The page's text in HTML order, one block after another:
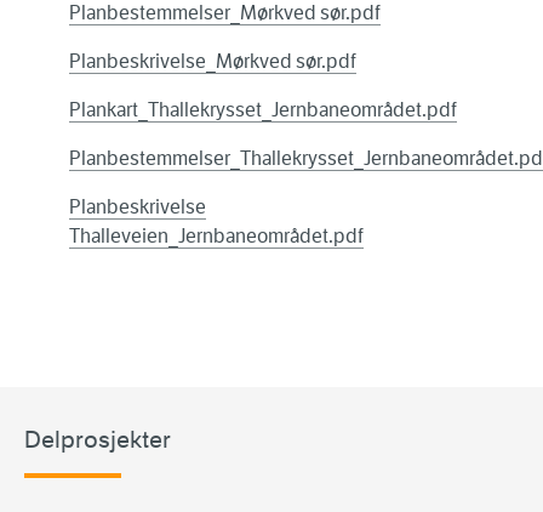
Planbestemmelser_Mørkved sør.pdf
Planbeskrivelse_Mørkved sør.pdf
Plankart_Thallekrysset_Jernbaneområdet.pdf
Planbeskrivelse
Thalleveien_Jernbaneområdet.pdf
Delprosjekter